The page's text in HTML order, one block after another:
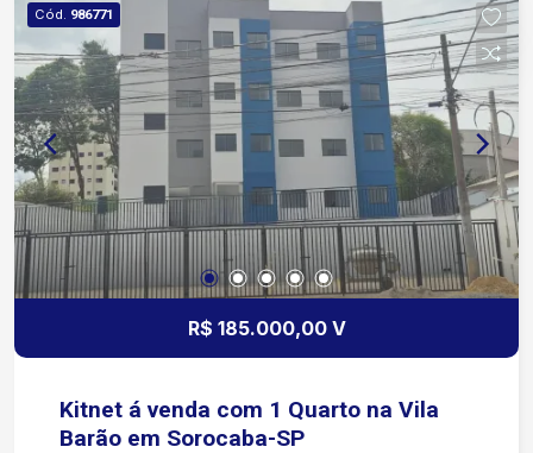
Cód. 986771
R$ 185.000,00 V
Kitnet á venda com 1 Quarto na Vila
Barão em Sorocaba-SP